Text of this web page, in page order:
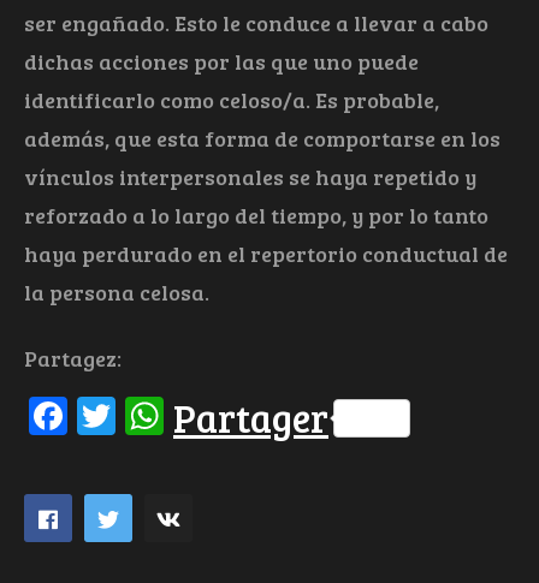
ser engañado. Esto le conduce a llevar a cabo
dichas acciones por las que uno puede
identificarlo como celoso/a. Es probable,
además, que esta forma de comportarse en los
vínculos interpersonales se haya repetido y
reforzado a lo largo del tiempo, y por lo tanto
haya perdurado en el repertorio conductual de
la persona celosa.
Partagez:
Facebook
Twitter
WhatsApp
Partager